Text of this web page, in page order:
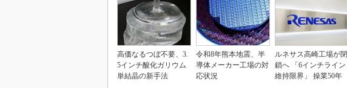
高価なるつぼ不要、3.
5インチ酸化ガリウム
単結晶の新手法
令和8年熊本地震、半
導体メーカー工場の対
応状況
ルネサス高崎工場が閉
鎖へ 「6インチライン
維持限界」 操業50年